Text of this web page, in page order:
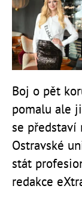
Boj o pět
pomalu ale
se představí
Ostravské
stát
redakce